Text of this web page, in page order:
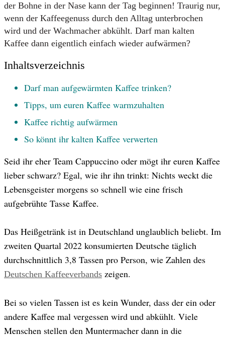
© GettyImages
der Bohne in der Nase kann der Tag beginnen! Traurig nur,
wenn der Kaffeegenuss durch den Alltag unterbrochen
wird und der Wachmacher abkühlt. Darf man kalten
Kaffee dann eigentlich einfach wieder aufwärmen?
Inhaltsverzeichnis
Darf man aufgewärmten Kaffee trinken?
Tipps, um euren Kaffee warmzuhalten
Kaffee richtig aufwärmen
So könnt ihr kalten Kaffee verwerten
Seid ihr eher Team Cappuccino oder mögt ihr euren Kaffee
lieber schwarz? Egal, wie ihr ihn trinkt: Nichts weckt die
Lebensgeister morgens so schnell wie eine frisch
aufgebrühte Tasse Kaffee.
Das Heißgetränk ist in Deutschland unglaublich beliebt. Im
zweiten Quartal 2022 konsumierten Deutsche täglich
durchschnittlich 3,8 Tassen pro Person, wie Zahlen des
Deutschen Kaffeeverbands zeigen.
Bei so vielen Tassen ist es kein Wunder, dass der ein oder
andere Kaffee mal vergessen wird und abkühlt. Viele
Menschen stellen den Muntermacher dann in die